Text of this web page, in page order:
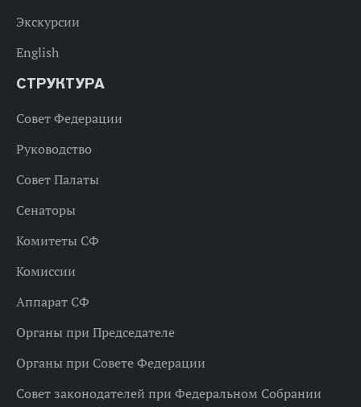
Экскурсии
English
СТРУКТУРА
Совет Федерации
Руководство
Совет Палаты
Сенаторы
Комитеты СФ
Комиссии
Аппарат СФ
Органы при Председателе
Органы при Совете Федерации
Совет законодателей при Федеральном Собрании